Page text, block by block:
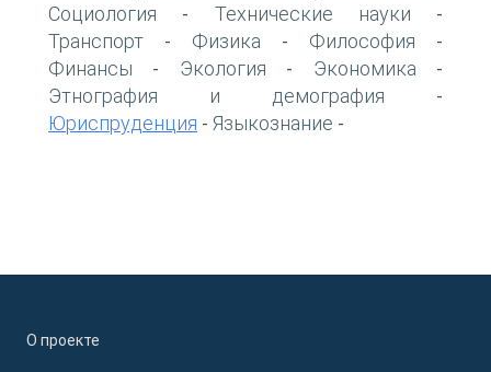
Социология - Технические науки -
Транспорт - Физика - Философия -
Финансы - Экология - Экономика -
Этнография и демография -
Юриспруденция - Языкознание -
О проекте